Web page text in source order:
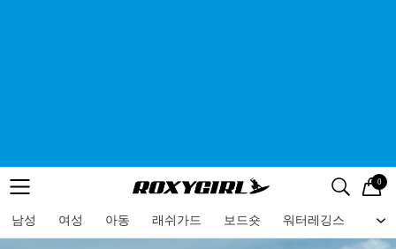
메뉴 검색
로고 0
남성 여성 아동 래쉬가드 보드숏 워터레깅스 비
메뉴